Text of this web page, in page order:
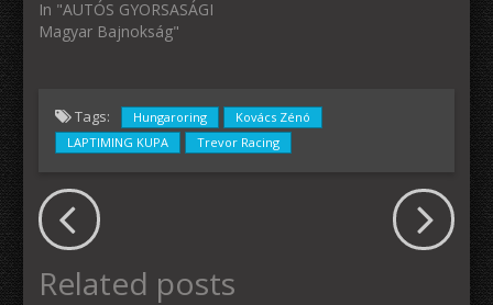
In "AUTÓS GYORSASÁGI
Magyar Bajnokság"
Tags: Hungaroring
Kovács Zénó
LAPTIMING KUPA
Trevor Racing
Related posts